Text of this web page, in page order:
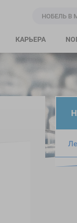
НОБЕЛЬ В
КАРЬЕРА